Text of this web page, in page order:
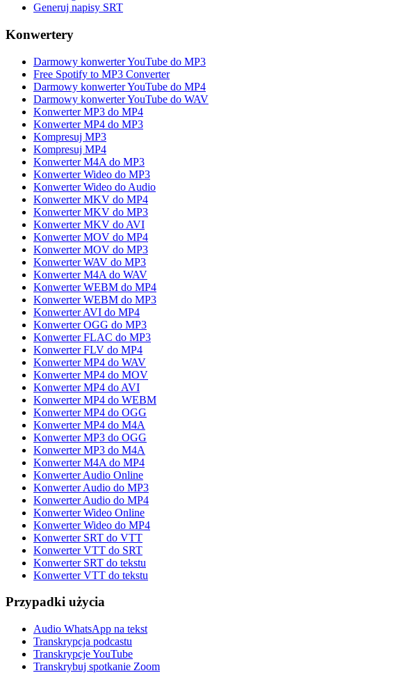
Generuj napisy SRT
Konwertery
Darmowy konwerter YouTube do MP3
Free Spotify to MP3 Converter
Darmowy konwerter YouTube do MP4
Darmowy konwerter YouTube do WAV
Konwerter MP3 do MP4
Konwerter MP4 do MP3
Kompresuj MP3
Kompresuj MP4
Konwerter M4A do MP3
Konwerter Wideo do MP3
Konwerter Wideo do Audio
Konwerter MKV do MP4
Konwerter MKV do MP3
Konwerter MKV do AVI
Konwerter MOV do MP4
Konwerter MOV do MP3
Konwerter WAV do MP3
Konwerter M4A do WAV
Konwerter WEBM do MP4
Konwerter WEBM do MP3
Konwerter AVI do MP4
Konwerter OGG do MP3
Konwerter FLAC do MP3
Konwerter FLV do MP4
Konwerter MP4 do WAV
Konwerter MP4 do MOV
Konwerter MP4 do AVI
Konwerter MP4 do WEBM
Konwerter MP4 do OGG
Konwerter MP4 do M4A
Konwerter MP3 do OGG
Konwerter MP3 do M4A
Konwerter M4A do MP4
Konwerter Audio Online
Konwerter Audio do MP3
Konwerter Audio do MP4
Konwerter Wideo Online
Konwerter Wideo do MP4
Konwerter SRT do VTT
Konwerter VTT do SRT
Konwerter SRT do tekstu
Konwerter VTT do tekstu
Przypadki użycia
Audio WhatsApp na tekst
Transkrypcja podcastu
Transkrypcje YouTube
Transkrybuj spotkanie Zoom